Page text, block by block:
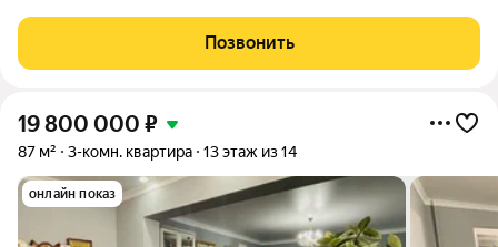
и холодильник ЗИЛ, который переживёт всех нас? Всё это не
Позвонить
19 800 000 ₽
87 м² 3-комн. квартира 13 этаж из 14
онлайн показ